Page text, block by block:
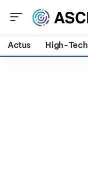
Actus High-Tech